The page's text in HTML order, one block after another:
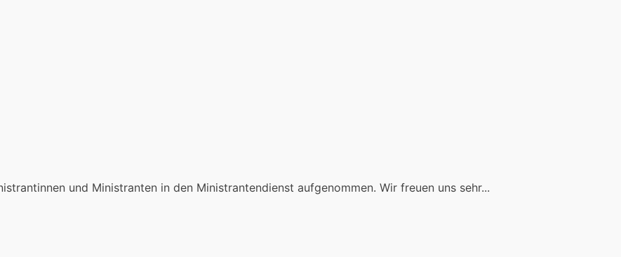
und Ministranten in den Ministrantendienst aufgenommen. Wir freuen uns sehr...